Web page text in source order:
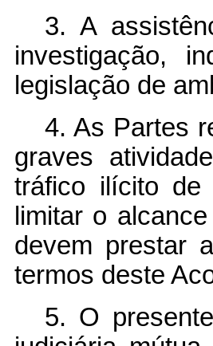
3. A
investigação,
legislação de
4. As Partes
graves
tráfico ilícito de
limitar o
devem prestar
termos deste
5. O